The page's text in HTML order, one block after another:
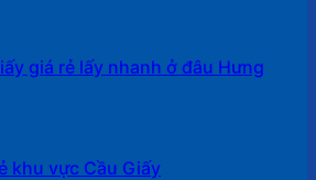
giá rẻ lấy nhanh ở đâu Hưng
khu vực Cầu Giấy